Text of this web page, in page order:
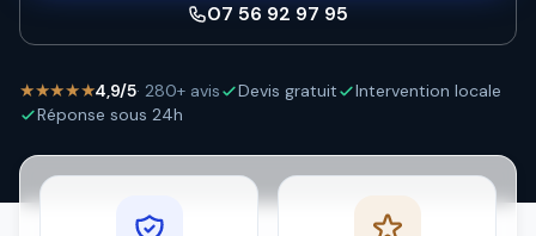
07 56 92 97 95
★★★★★4,9/5· 280+ avis Devis gratuit
Intervention locale
Réponse sous 24h